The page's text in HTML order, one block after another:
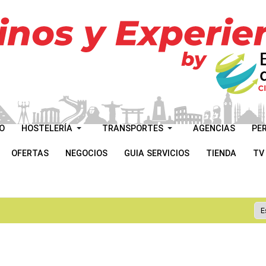
HOSTELERÍA TRANSPORTES AGENCIAS
OFERTAS NEGOCIOS GUIA SERVICIOS TIENDA TV